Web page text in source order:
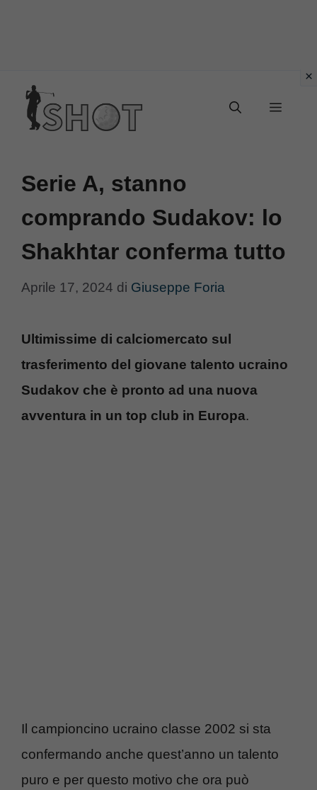
contenuto
Menu
Serie A, stanno
comprando Sudakov: lo
Shakhtar conferma tutto
Aprile 17, 2024 di Giuseppe Foria
Ultimissime di calciomercato sul
trasferimento del giovane talento ucraino
Sudakov che è pronto ad una nuova
avventura in un top club in Europa.
Il campioncino ucraino classe 2002 si sta
confermando anche quest’anno un talento
puro e per questo motivo che ora può